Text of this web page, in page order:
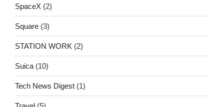
SpaceX (2)
Square (3)
STATION WORK (2)
Suica (10)
Tech News Digest (1)